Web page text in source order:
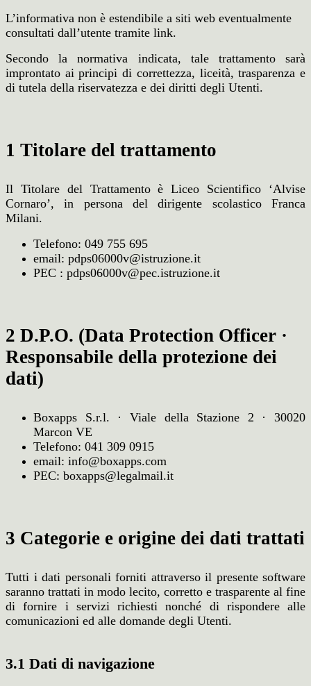
L’informativa non è estendibile a siti web eventualmente
consultati dall’utente tramite link.
Secondo la normativa indicata, tale trattamento sarà
improntato ai principi di correttezza, liceità,trasparenza e
di tutela della riservatezza e dei diritti degli Utenti.
1 Titolare del trattamento
Il Titolare del Trattamento è Liceo Scientifico ‘Alvise
Cornaro’, in persona del dirigente scolastico Franca
Milani.
Telefono: 049 755 695
email: pdps06000v@istruzione.it
PEC : pdps06000v@pec.istruzione.it
2 D.P.O. (Data Protection Officer ·
Responsabile della protezione dei
dati)
Boxapps S.r.l. · Viale della Stazione 2 · 30020
Marcon VE
Telefono: 041 309 0915
email: info@boxapps.com
PEC: boxapps@legalmail.it
3 Categorie e origine dei dati trattati
Tutti i dati personali forniti attraverso il presente software
saranno trattati in modo lecito, corretto e trasparente al fine
di fornire i servizi richiesti nonché di rispondere alle
comunicazioni ed alle domande degli Utenti.
3.1 Dati di navigazione